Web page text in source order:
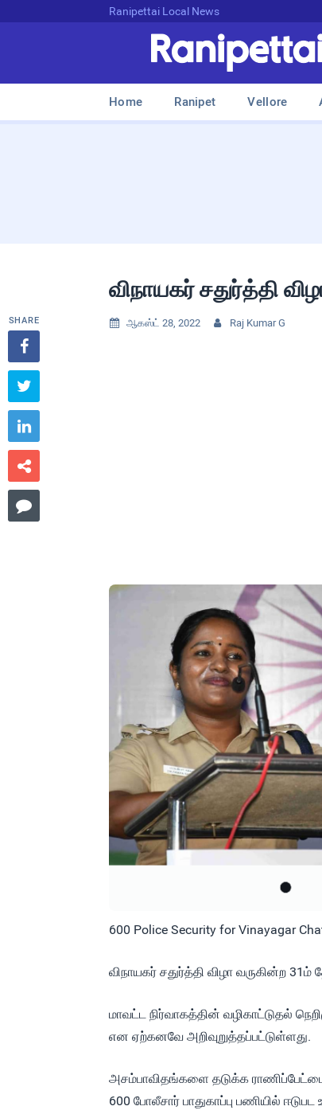
Ranipettai Local News
Home Ranipet Vellore
விநாயகர் சதுர்த்தி
 ஆகஸ்ட் 28, 2022  Raj Kumar G
600 Police Security for Vinayagar
விநாயகர் சதுர்த்தி விழா வருகின்ற
மாவட்ட நிர்வாகத்தின் வழிகாட்டுதல்
என ஏற்கனவே அறிவுறுத்தப்பட்டுள்ளது.
அசம்பாவிதங்களை தடுக்க ராணிப்பேட்டை
600 போலீசார் பாதுகாப்பு பணியில்
SHARE




